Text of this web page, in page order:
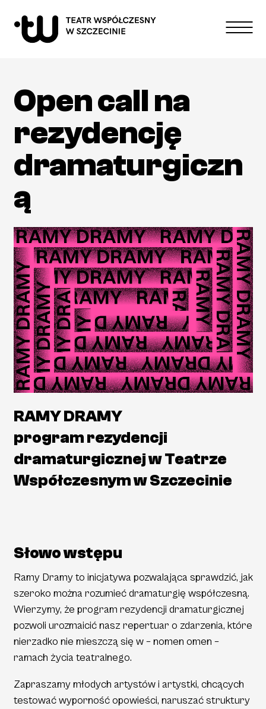
Performances
Education
About theater
Contact
high contrast
polskienglish
Privacy policy
Availability declaration
Sitemap
Space rental
Costume rental
Podcasts
Partners
Become a sponsor
Open call na
rezydencję
dramaturgiczn
ą
RAMY DRAMY
program rezydencji
dramaturgicznej w Teatrze
Współczesnym w Szczecinie
Słowo wstępu
Ramy Dramy to inicjatywa pozwalająca sprawdzić, jak
szeroko można rozumieć dramaturgię współczesną.
Wierzymy, że program rezydencji dramaturgicznej
pozwoli urozmaicić nasz repertuar o zdarzenia, które
nierzadko nie mieszczą się w – nomen omen –
ramach życia teatralnego.
Zapraszamy młodych artystów i artystki, chcących
testować wyporność opowieści, naruszać struktury